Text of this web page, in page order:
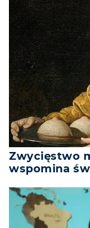
Zwycięstwo
wspomina